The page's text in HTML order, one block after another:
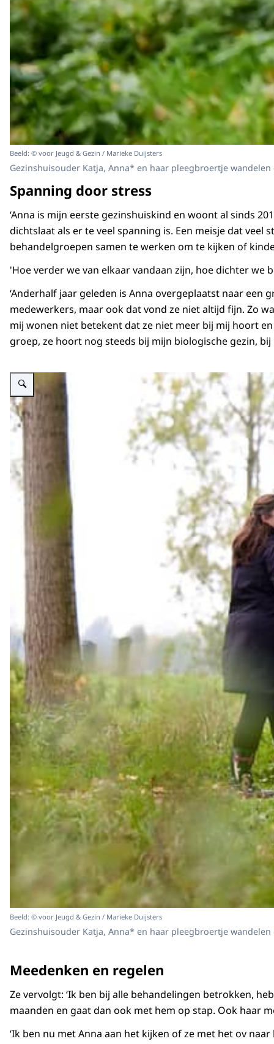
Beeld: © voor Jeugd & Gezin / Marieke Duijsters
Gezinshuisouder Katja, Anna* en haar pleegbroertje
Spanning door stress
‘Anna is mijn eerste gezinshuiskind en woont al sinds
dichtslaat als er te veel spanning is. Een meisje dat
behandelgroepen samen te werken om te kijken of
'Hoe verder we van elkaar vandaan zijn, hoe dichter we
‘Anderhalf jaar geleden is Anna overgeplaatst naar
medewerkers, maar ook dat vond ze niet altijd fijn. Zo
mij wonen niet betekent dat ze niet meer bij mij hoort
groep, ze hoort nog steeds bij mijn biologische gezin,
Vergroot afbeelding Anna en gezinshuisouder Katja wandelen met de hond.
Beeld: © voor Jeugd & Gezin / Marieke Duijsters
Gezinshuisouder Katja, Anna* en haar pleegbroertje
Meedenken en regelen
Ze vervolgt: ‘Ik ben bij alle behandelingen betrokken,
maanden en gaat dan ook met hem op stap. Ook haar
‘Ik ben nu met Anna aan het kijken of ze met het ov